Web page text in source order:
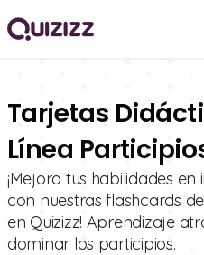
Tarjetas
Línea
¡Mejora tus habilidades
con nuestras flashcards
en Quizizz! Aprendizaje
dominar los participios.